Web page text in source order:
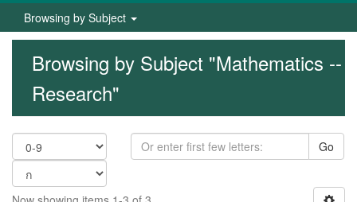
Browsing by Subject
Browsing by Subject "Mathematics --
Research"
Go